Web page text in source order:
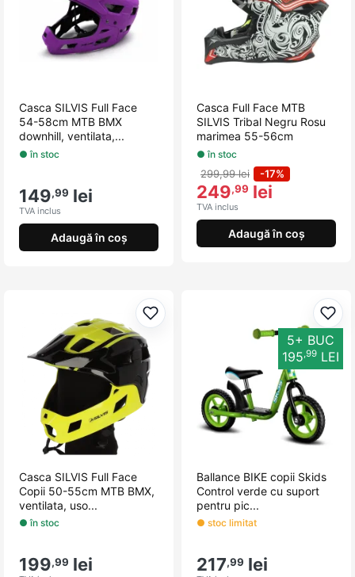
Casca SILVIS Full Face
54-58cm MTB BMX
downhill, ventilata,...
● în stoc
149,99 lei
TVA inclus
Adaugă în coș
Casca Full Face MTB
SILVIS Tribal Negru Rosu
marimea 55-56cm
● în stoc
299,99 lei -17%
249,99 lei
TVA inclus
Adaugă în coș
Adaugă la favorite
Casca SILVIS Full Face
Copii 50-55cm MTB BMX,
ventilata, uso...
● în stoc
199,99 lei
5+ BUC
195,99 LEI
Ballance BIKE copii Skids
Control verde cu suport
pentru pic...
● stoc limitat
217,99 lei